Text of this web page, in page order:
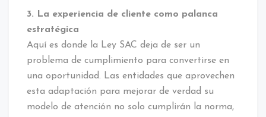
3. La experiencia de cliente como palanca
estratégica
Aquí es donde la Ley SAC deja de ser un
problema de cumplimiento para convertirse en
una oportunidad. Las entidades que aprovechen
esta adaptación para mejorar de verdad su
modelo de atención no solo cumplirán la norma,